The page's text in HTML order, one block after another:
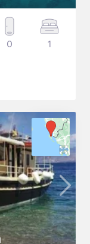
0 1